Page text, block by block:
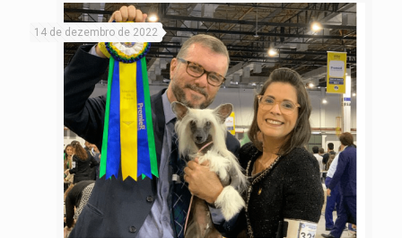
14 de dezembro de 2022